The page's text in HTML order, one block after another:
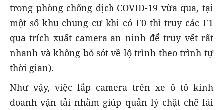
trong phòng chống dịch COVID-19 vừa qua, tại
một số khu chung cư khi có F0 thì truy các F1
qua trích xuất camera an ninh để truy vết rất
nhanh và không bỏ sót về lộ trình theo trình tự
thời gian).
Như vậy, việc lắp camera trên xe ô tô kinh
doanh vận tải nhằm giúp quản lý chặt chẽ lái